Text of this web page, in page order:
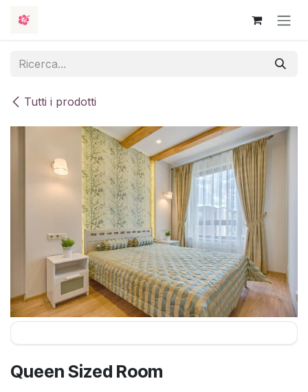
Tutti i prodotti
Queen Sized Room